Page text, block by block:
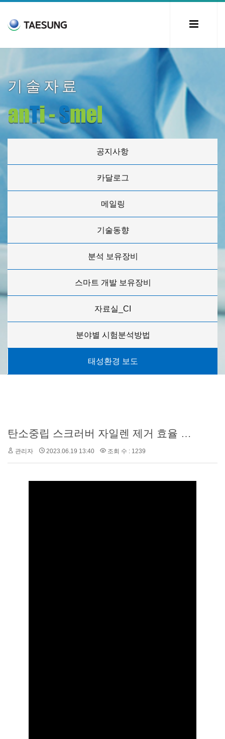
기술자료
공지사항
카달로그
메일링
기술동향
분석 보유장비
스마트 개발 보유장비
자료실_CI
분야별 시험분석방법
태성환경 보도
탄소중립 스크러버 자일렌 제거 효율 평가 쇼츠
관리자 2023.06.19 13:40 조회 수 : 1239